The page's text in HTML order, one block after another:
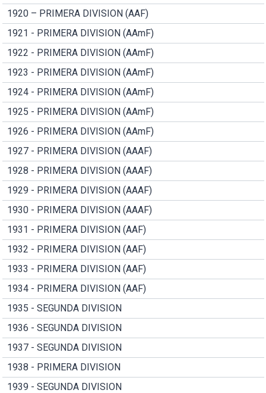
1920 – PRIMERA DIVISION (AAF)
1921 - PRIMERA DIVISION (AAmF)
1922 - PRIMERA DIVISION (AAmF)
1923 - PRIMERA DIVISION (AAmF)
1924 - PRIMERA DIVISION (AAmF)
1925 - PRIMERA DIVISION (AAmF)
1926 - PRIMERA DIVISION (AAmF)
1927 - PRIMERA DIVISION (AAAF)
1928 - PRIMERA DIVISION (AAAF)
1929 - PRIMERA DIVISION (AAAF)
1930 - PRIMERA DIVISION (AAAF)
1931 - PRIMERA DIVISION (AAF)
1932 - PRIMERA DIVISION (AAF)
1933 - PRIMERA DIVISION (AAF)
1934 - PRIMERA DIVISION (AAF)
1935 - SEGUNDA DIVISION
1936 - SEGUNDA DIVISION
1937 - SEGUNDA DIVISION
1938 - PRIMERA DIVISION
1939 - SEGUNDA DIVISION